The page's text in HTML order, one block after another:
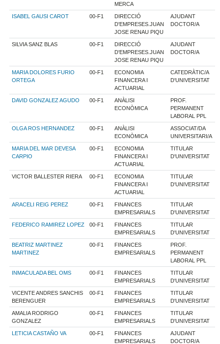
MERCA
ISABEL GAUSI CAROT 00-F1
DIRECCIÓ
D'EMPRESES.JUAN
JOSE RENAU PIQU
AJUDANT
DOCTOR/A
SILVIA SANZ BLAS 00-F1
DIRECCIÓ
D'EMPRESES.JUAN
JOSE RENAU PIQU
AJUDANT
DOCTOR/A
MARIA DOLORES FURIO
ORTEGA
00-F1
ECONOMIA
FINANCERA I
ACTUARIAL
CATEDRÀTIC/A
D'UNIVERSITAT
DAVID GONZALEZ AGUDO 00-F1
ANÀLISI
ECONÒMICA
PROF.
PERMANENT
LABORAL PPL
OLGA ROS HERNANDEZ 00-F1
ANÀLISI
ECONÒMICA
ASSOCIAT/DA
UNIVERSITARI/A
MARIA DEL MAR DEVESA
CARPIO
00-F1
ECONOMIA
FINANCERA I
ACTUARIAL
TITULAR
D'UNIVERSITAT
VICTOR BALLESTER RIERA 00-F1
ECONOMIA
FINANCERA I
ACTUARIAL
TITULAR
D'UNIVERSITAT
ARACELI REIG PEREZ 00-F1
FINANCES
EMPRESARIALS
TITULAR
D'UNIVERSITAT
FEDERICO RAMIREZ LOPEZ 00-F1
FINANCES
EMPRESARIALS
TITULAR
D'UNIVERSITAT
BEATRIZ MARTINEZ
MARTINEZ
00-F1
FINANCES
EMPRESARIALS
PROF.
PERMANENT
LABORAL PPL
INMACULADA BEL OMS 00-F1
FINANCES
EMPRESARIALS
TITULAR
D'UNIVERSITAT
VICENTE ANDRES SANCHIS
BERENGUER
00-F1
FINANCES
EMPRESARIALS
TITULAR
D'UNIVERSITAT
AMALIA RODRIGO
GONZALEZ
00-F1
FINANCES
EMPRESARIALS
TITULAR
D'UNIVERSITAT
LETICIA CASTAÑO VA 00-F1
FINANCES
EMPRESARIALS
AJUDANT
DOCTOR/A